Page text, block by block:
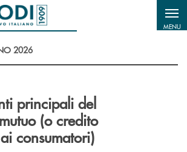
MENU
2026
principali del
(o credito
consumatori)